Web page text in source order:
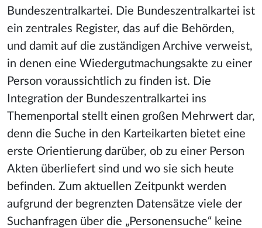
Bundeszentralkartei. Die Bundeszentralkartei ist
ein zentrales Register, das auf die Behörden,
und damit auf die zuständigen Archive verweist,
in denen eine Wiedergutmachungsakte zu einer
Person voraussichtlich zu finden ist. Die
Integration der Bundeszentralkartei ins
Themenportal stellt einen großen Mehrwert dar,
denn die Suche in den Karteikarten bietet eine
erste Orientierung darüber, ob zu einer Person
Akten überliefert sind und wo sie sich heute
befinden. Zum aktuellen Zeitpunkt werden
aufgrund der begrenzten Datensätze viele der
Suchanfragen über die „Personensuche“ keine